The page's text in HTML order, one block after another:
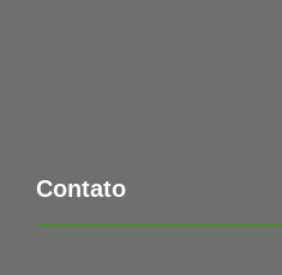
Contato